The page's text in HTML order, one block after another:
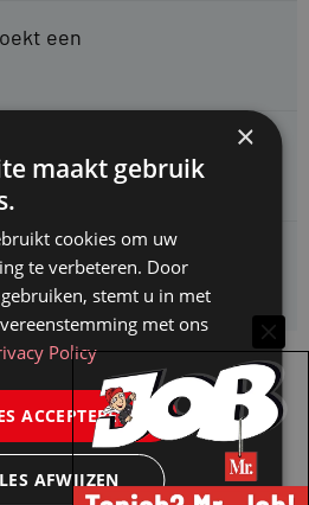
een
×
maakt gebruik
cookies om uw
te verbeteren. Door
stemt u in met
met ons
Policy
ACCEPTEREN
AFWIJZEN